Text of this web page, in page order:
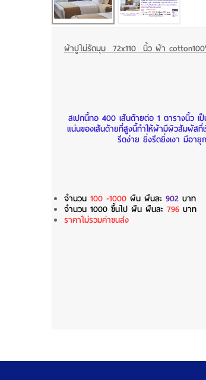
ผ้าปูไม่รัดมุม 72x110 นิ้ว ผ้า
สเปกนี้ทอ 400 เส้นด้ายต่อ 1 ตารางนิ้ว
แน่นของเส้นด้ายที่สูงนี้ทำให้ผ้ามีผิวสัมผัส
รีดง่าย ยิ่งรีดยิ่งเงา มีอายุ
จำนวน 100 -1000 ผืน ผืนละ 902 บาท
จำนวน 1000 ขึ้นไป ผืน ผืนละ 796 บาท
ราคาไม่รวมค่าขนส่ง